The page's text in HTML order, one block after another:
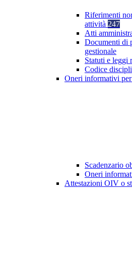
Riferimenti
attività 247
Atti
Documenti di
gestionale
Statuti e leggi
Codice
Oneri informativi
Scadenzario
Oneri
Attestazioni OIV o